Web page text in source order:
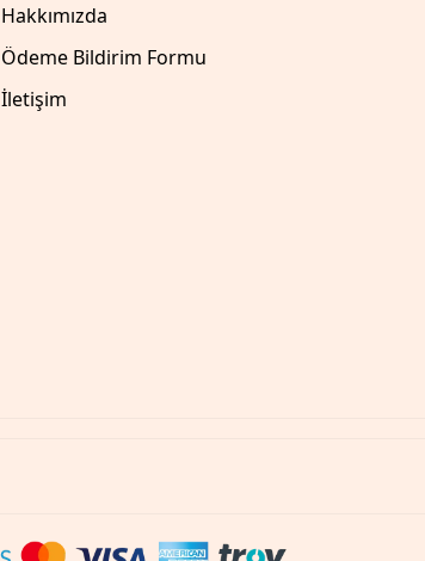
Hakkımızda
Ödeme Bildirim Formu
İletişim